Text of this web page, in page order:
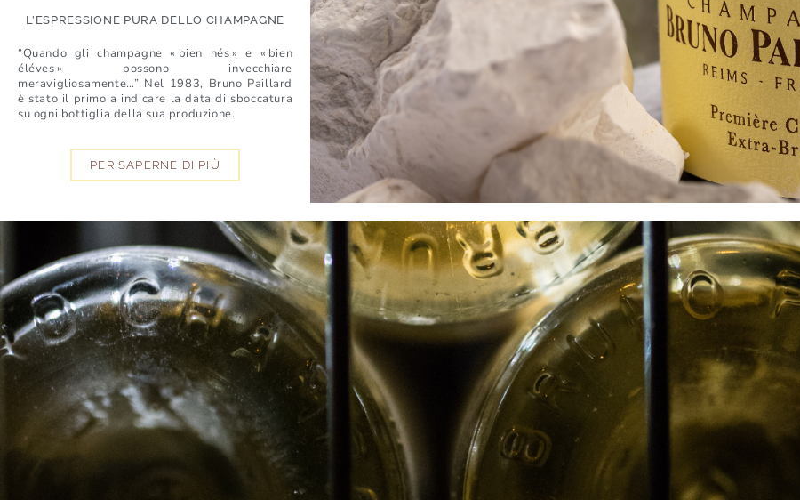
L’ESPRESSIONE PURA DELLO CHAMPAGNE
“Quando gli champagne« bien nés» e « bien
éléves» possono
invecchiare
meravigliosamente…” Nel 1983, Bruno Paillard
èstato il primo a indicare la data disboccatura
su ogni bottiglia della sua produzione.
PER SAPERNE DI PIÙ